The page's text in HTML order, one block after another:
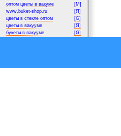
оптом цветы в вакуме
[M]
www.buket-shop.ru
[Я]
цветы в стекле оптом
[G]
цветы в вакууме
[Я]
букеты в вакууме
[G]